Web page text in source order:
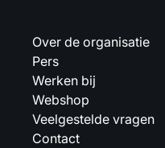
Over de organisatie
Pers
Werken bij
Webshop
Veelgestelde vragen
Contact